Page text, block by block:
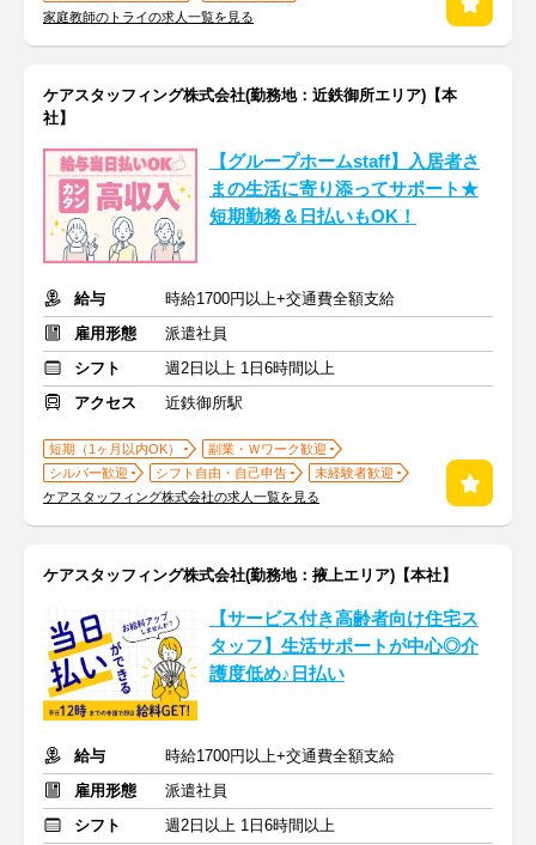
家庭教師のトライの求人一覧を見る
ケアスタッフィング株式会社(勤務地：近鉄御所エリア)【本
社】
【グループホームstaff】入居者さ
まの生活に寄り添ってサポート★
短期勤務＆日払いもOK！
給与
時給1700円以上+交通費全額支給
雇用形態
派遣社員
シフト
週2日以上 1日6時間以上
アクセス
近鉄御所駅
短期（1ヶ月以内OK）
副業・Ｗワーク歓迎
シルバー歓迎
シフト自由・自己申告
未経験者歓迎
ケアスタッフィング株式会社の求人一覧を見る
ケアスタッフィング株式会社(勤務地：掖上エリア)【本社】
【サービス付き高齢者向け住宅ス
タッフ】生活サポートが中心◎介
護度低め♪日払い
給与
時給1700円以上+交通費全額支給
雇用形態
派遣社員
シフト
週2日以上 1日6時間以上